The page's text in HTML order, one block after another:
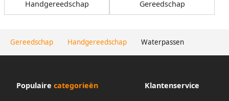
Gereedschap Handgereedschap Waterpassen
Handgereedschap Gereedschap
Populaire categorieën Klantenservice